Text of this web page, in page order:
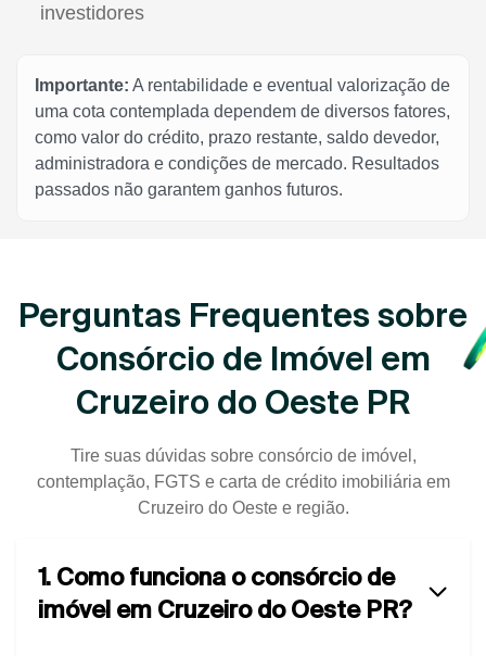
investidores
Importante: A rentabilidade e eventual valorização de
uma cota contemplada dependem de diversos fatores,
como valor do crédito, prazo restante, saldo devedor,
administradora e condições de mercado. Resultados
passados não garantem ganhos futuros.
Perguntas Frequentes sobre
Consórcio de Imóvel em
Cruzeiro do Oeste PR
Tire suas dúvidas sobre consórcio de imóvel,
contemplação, FGTS e carta de crédito imobiliária em
Cruzeiro do Oeste e região.
1. Como funciona o consórcio de
imóvel em Cruzeiro do Oeste PR?